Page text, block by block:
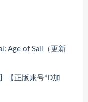
Age of Sail（更新